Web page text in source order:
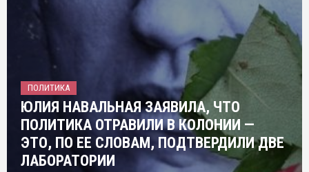
ПОЛИТИКА
ЮЛИЯ НАВАЛЬНАЯ ЗАЯВИЛА, ЧТО
ПОЛИТИКА ОТРАВИЛИ В КОЛОНИИ —
ЭТО, ПО ЕЕ СЛОВАМ, ПОДТВЕРДИЛИ ДВЕ
ЛАБОРАТОРИИ